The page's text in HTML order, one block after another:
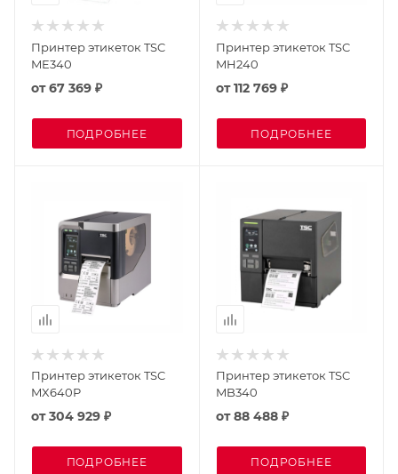
Принтер этикеток TSC
ME340
от67 369 ₽
ПОДРОБНЕЕ
Принтер этикеток TSC
MH240
от112 769 ₽
ПОДРОБНЕЕ
Принтер этикеток TSC
MX640P
от304 929 ₽
ПОДРОБНЕЕ
Принтер этикеток TSC
MB340
от88 488 ₽
ПОДРОБНЕЕ